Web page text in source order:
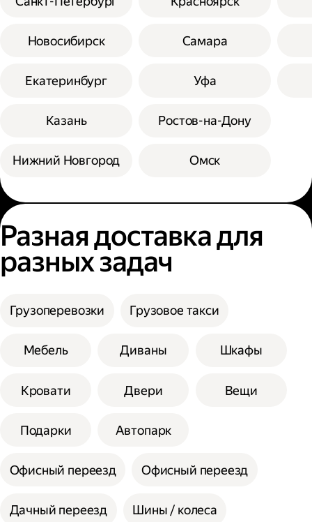
Новосибирск
Екатеринбург
Казань
Нижний Новгород
Самара
Уфа
Ростов-на-Дону
Омск
Разная доставка для
разных задач
Грузоперевозки Грузовое такси
Мебель Диваны Шкафы
Кровати Двери Вещи
Подарки Автопарк
Офисный переезд Офисный переезд
Дачный переезд Шины / колеса